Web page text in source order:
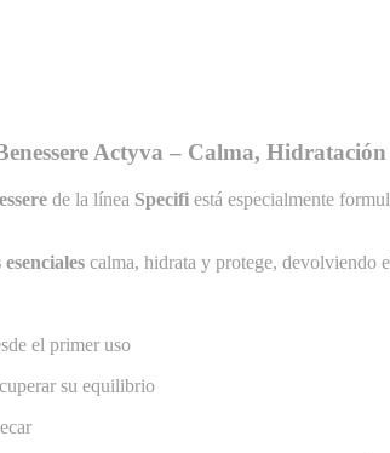
Actyva – Calma, Hidratación
de la línea Specifi está especialmente
calma, hidrata y protege, devolviendo
el primer uso
su equilibrio